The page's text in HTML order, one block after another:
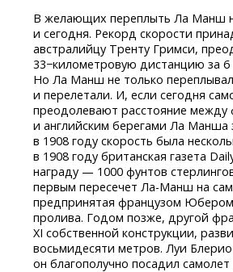
В желающих переплыть Ла Манш
и сегодня. Рекорд скорости
австралийцу Тренту Гримси,
33−километровую дистанцию за 6
Но Ла Манш не только
и перелетали. И, если сегодня
преодолевают расстояние между
и английским берегами Ла Манша
в 1908 году скорость была
в 1908 году британская газета
награду — 1000 фунтов
первым пересечет Ла-Манш на
предпринятая французом
пролива. Годом позже, другой
XI собственной конструкции,
восьмидесяти метров. Луи
он благополучно посадил самолет